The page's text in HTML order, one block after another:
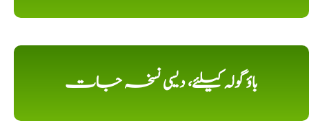
باؤ گولہ کیلئے، دیسی نسخہ جات